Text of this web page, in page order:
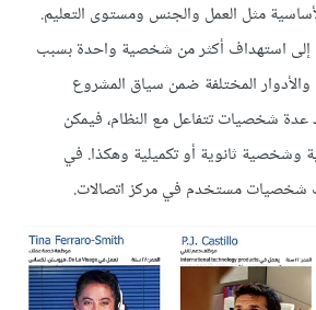
مثل العمل والجنس ومستوى التعليم.
إلى استهداف أكثر من شخصية واحدة بسبب
المختلفة ضمن سياق المشروع
شخصيات تتفاعل مع النظام، فيمكن
وشخصية ثانوية أو تكميلية وهكذا. في
شخصيات مستخدم في مركز اتصالات.